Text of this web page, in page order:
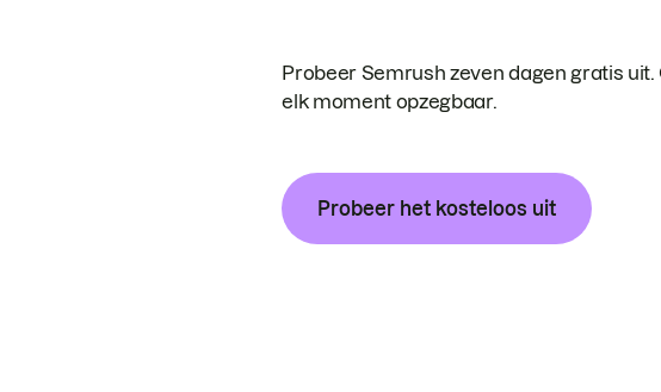
Probeer Semrush zeven dagen gratis uit.
elk moment opzegbaar.
Probeer het kosteloos uit